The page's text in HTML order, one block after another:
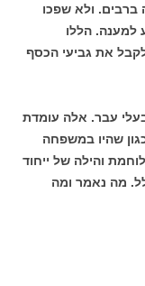
ולא שפכו
למענה. הללו
את גביעי הכסף
עבר. אלה עומדת
שהיו במשפחה
והילה של ייחוד
מה נאמר ומה